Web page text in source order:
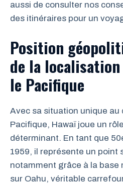
aussi de consulter nos
des itinéraires pour un
Position
de la localisation
le Pacifique
Avec sa situation unique au
Pacifique, Hawaï joue un
déterminant. En tant que
1959, il représente un point
notamment grâce à la base
sur Oahu, véritable